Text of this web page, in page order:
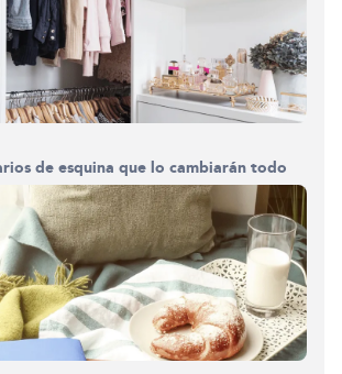
de esquina que lo cambiarán todo